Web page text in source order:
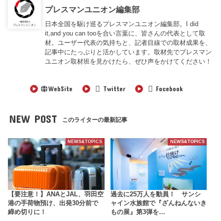
プレスマンユニオン編集部
日本全国を駆け巡るプレスマンユニオン編集部。I did
it,and you can tooを合い言葉に、皆さんの代表として取
材。ユーザー代表の気持ちと、記者目線での取材成果を、
記事中にたっぷりと活かしています。取材先でプレスマン
ユニオン取材班を見かけたら、ぜひ声をかけてください！
WebSite Twitter Facebook
NEW POST このライターの最新記事
NEWS&TOPICS
【要注意！】ANAとJAL、羽田空
港の手荷物預け、出発30分前で
締め切りに！
NEWS&TOPICS
過去に25万人を動員！ サンシ
ャイン水族館で『ざんねんないき
もの展』第3弾を…